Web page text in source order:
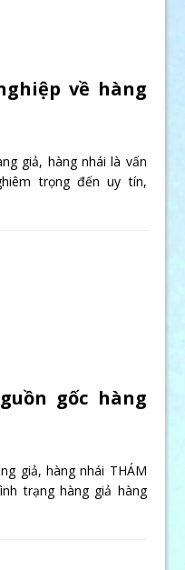
về hàng
giả, hàng nhái là vấn
trọng đến uy tín,
gốc hàng
giả, hàng nhái THÁM
trạng hàng giả hàng